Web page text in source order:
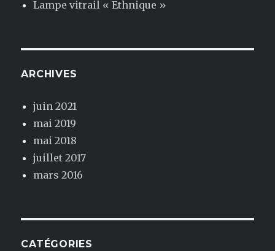
Lampe vitrail « Ethnique »
ARCHIVES
juin 2021
mai 2019
mai 2018
juillet 2017
mars 2016
CATÉGORIES